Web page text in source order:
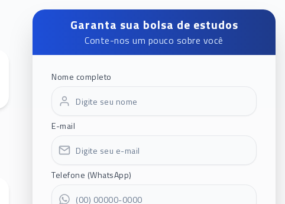
Garanta sua bolsa de estudos
Conte-nos um pouco sobre você
Nome completo
E-mail
Telefone (WhatsApp)